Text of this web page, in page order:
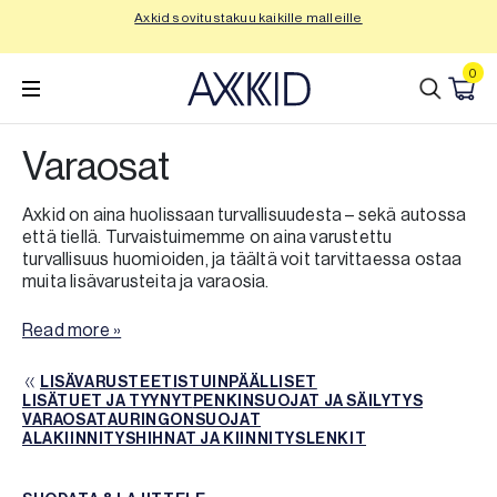
Axkid sovitustakuu kaikille malleille
0
Varaosat
Axkid on aina huolissaan turvallisuudesta – sekä autossa
että tiellä. Turvaistuimemme on aina varustettu
turvallisuus huomioiden, ja täältä voit tarvittaessa ostaa
muita lisävarusteita ja varaosia.
Read more »
LISÄVARUSTEET
LISÄVARUSTEET
ISTUINPÄÄLLISET
ISTUINPÄÄLLISET
LISÄTUET JA TYYNYT
LISÄTUET JA TYYNYT
PENKINSUOJAT JA SÄILYTYS
PENKINSUOJAT JA SÄILYTYS
VARAOSAT
VARAOSAT
AURINGONSUOJAT
AURINGONSUOJAT
ALAKIINNITYSHIHNAT JA KIINNITYSLENKIT